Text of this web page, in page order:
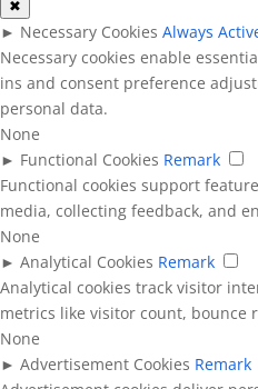
✖
► Necessary Cookies Always
Necessary cookies enable
ins and consent preference
personal data.
None
► Functional Cookies Remark
Functional cookies support
media, collecting feedback, and
None
► Analytical Cookies Remark
Analytical cookies track visitor
metrics like visitor count, bounce
None
► Advertisement Cookies Remark